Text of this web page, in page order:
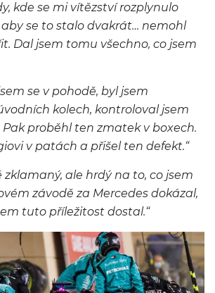
kde se mi vítězství rozplynulo
se to stalo dvakrát… nemohl
Dal jsem tomu všechno, co jsem
se v pohodě, byl jsem
kolech, kontroloval jsem
Pak proběhl ten zmatek v boxech.
v patách a přišel ten defekt.“
zklamaný, ale hrdý na to, co jsem
závodě za Mercedes dokázal,
tuto příležitost dostal.“